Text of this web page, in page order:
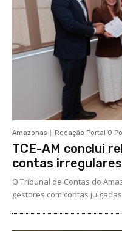
Amazonas Redação Portal O
TCE-AM conclui
contas
O Tribunal de Contas do
gestores com contas